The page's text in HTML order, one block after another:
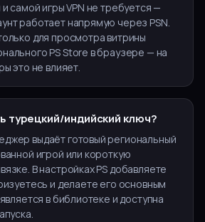
самой игры VPN не требуется —
работает напрямую через PSN.
для просмотра витрины
PS Store в браузере — на
это не влияет.
турецкий/индийский ключ?
выдаёт готовый региональный
игрой или короткую
В настройках PS добавляете
и делаете его основным
в библиотеке и доступна